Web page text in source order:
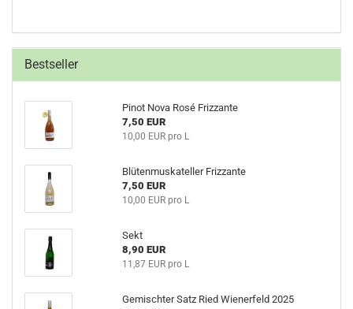
Bestseller
Pinot Nova Rosé Frizzante
7,50 EUR
10,00 EUR pro L
Blütenmuskateller Frizzante
7,50 EUR
10,00 EUR pro L
Sekt
8,90 EUR
11,87 EUR pro L
Gemischter Satz Ried Wienerfeld 2025